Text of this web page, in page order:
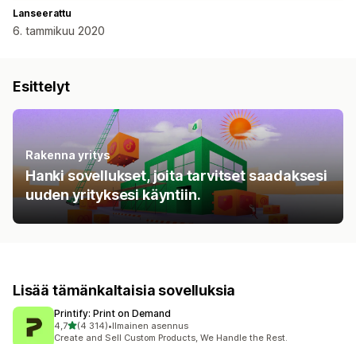
Lanseerattu
6. tammikuu 2020
Esittelyt
Rakenna yritys
Hanki sovellukset, joita tarvitset saadaksesi
uuden yrityksesi käyntiin.
Lisää tämänkaltaisia sovelluksia
Printify: Print on Demand
4,7/ 5 tähteä
(4 314)
4314 arvostelua yhteensä
•Ilmainen asennus
Create and Sell Custom Products, We Handle the Rest.